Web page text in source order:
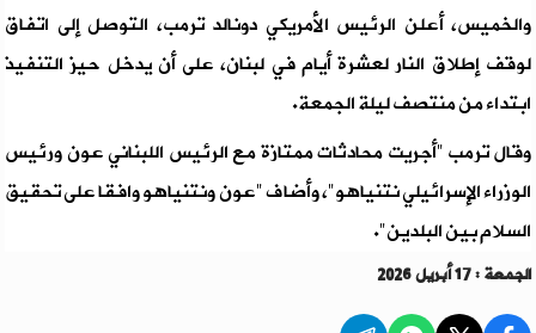
والخميس، أعلن الرئيس الأمريكي دونالد ترمب، التوصل إلى اتفاق
لوقف إطلاق النار لعشرة أيام في لبنان، على أن يدخل حيز التنفيذ
ابتداء من منتصف ليلة الجمعة.
وقال ترمب "أجريت محادثات ممتازة مع الرئيس اللبناني عون ورئيس
الوزراء الإسرائيلي نتنياهو"، وأضاف "عون ونتنياهو وافقا على تحقيق
السلام بين البلدين".
الجمعة : 17 أبريل 2026